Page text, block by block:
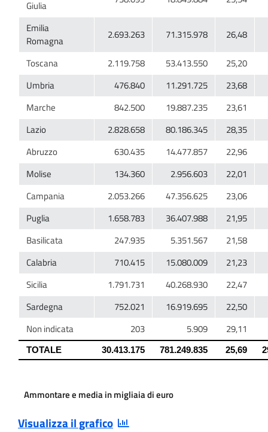
Emilia
Ammontare e media in migliaia di euro